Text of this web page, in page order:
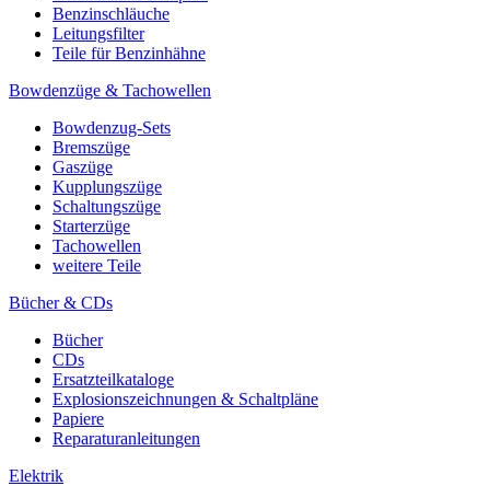
Benzinschläuche
Leitungsfilter
Teile für Benzinhähne
Bowdenzüge & Tachowellen
Bowdenzug-Sets
Bremszüge
Gaszüge
Kupplungszüge
Schaltungszüge
Starterzüge
Tachowellen
weitere Teile
Bücher & CDs
Bücher
CDs
Ersatzteilkataloge
Explosionszeichnungen & Schaltpläne
Papiere
Reparaturanleitungen
Elektrik